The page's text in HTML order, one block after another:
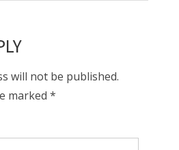
will not be published.
marked *